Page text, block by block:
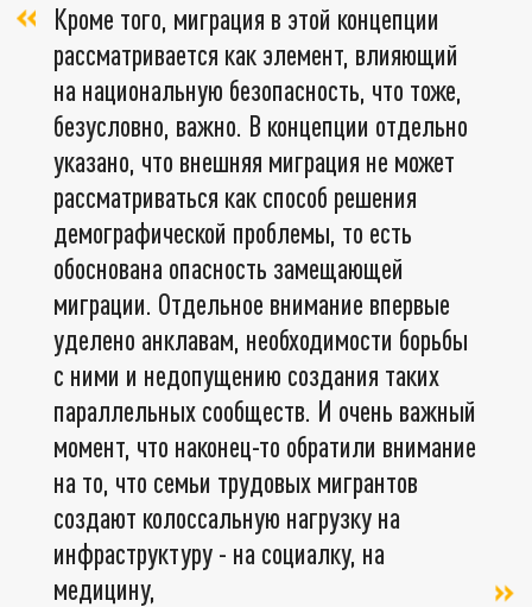
Кроме того, миграция в этой концепции
рассматривается как элемент, влияющий
на национальную безопасность, что тоже,
безусловно, важно. В концепции отдельно
указано, что внешняя миграция не может
рассматриваться как способ решения
демографической проблемы, то есть
обоснована опасность замещающей
миграции. Отдельное внимание впервые
уделено анклавам, необходимости борьбы
с ними и недопущению создания таких
параллельных сообществ. И очень важный
момент, что наконец-то обратили внимание
на то, что семьи трудовых мигрантов
создают колоссальную нагрузку на
инфраструктуру - на социалку, на
медицину,